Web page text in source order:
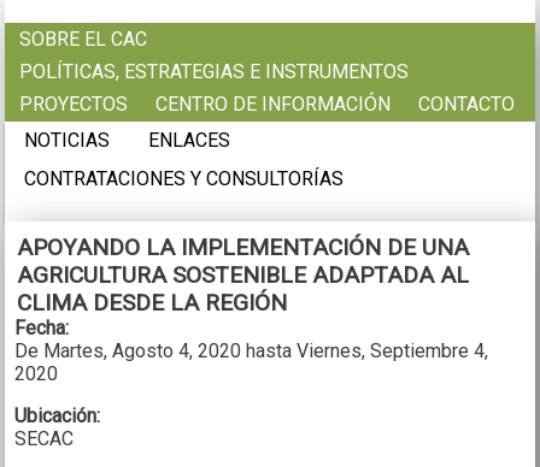
SOBRE EL CAC
POLÍTICAS, ESTRATEGIAS E INSTRUMENTOS
PROYECTOS
CENTRO DE INFORMACIÓN
CONTACTO
NOTICIAS
ENLACES
CONTRATACIONES Y CONSULTORÍAS
APOYANDO LA IMPLEMENTACIÓN DE UNA
AGRICULTURA SOSTENIBLE ADAPTADA AL
CLIMA DESDE LA REGIÓN
Fecha:
De Martes, Agosto 4, 2020 hastaViernes, Septiembre 4,
2020
Ubicación:
SECAC